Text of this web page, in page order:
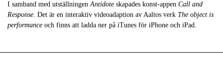
I samband med utställningenAntidote skapades konst-appen Call and
Response. Det är en interaktiv videoadaption av Aaltos verk The object is
performance och finns att ladda ner på iTunes för iPhone och iPad.